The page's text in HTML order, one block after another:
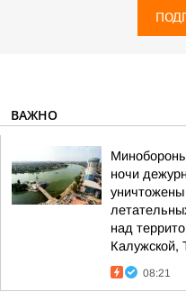
ВАЖНО
ночи
уничтожены
над
Калужской,
08:21